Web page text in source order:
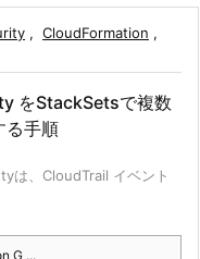
, CloudFormation ,
をStackSetsで複数
る手順
は、CloudTrail イベント
G ...